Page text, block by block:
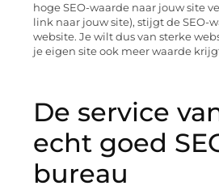
hoge SEO-waarde naar jouw site
link naar jouw site), stijgt de SEO-
website. Je wilt dus van sterke
je eigen site ook meer waarde
De service
echt goed
bureau